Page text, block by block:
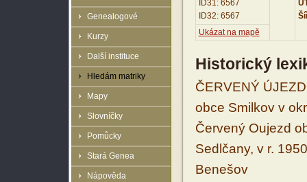
Genealogové
Kurzy
Další instituce
Hledám matriky
Mapy
Slovníčky
Pomůcky
Stará Genea
Nápověda
ID31: 6567
ID32: 6567
Ukázat na mapě
Historický
ČERVENÝ
obce Smilkov v
Červený Oujezd
Sedlčany, v r.
Benešov